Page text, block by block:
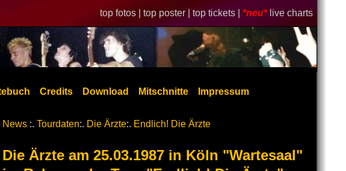
top fotos | top poster | top tickets | *neu* live charts
Credits Download Mitschnitte Impressum
News :. Tourdaten:. Die Ärzte:. Endlich! Die Ärzte
Die Ärzte am 25.03.1987 in Köln "Wartesaal"